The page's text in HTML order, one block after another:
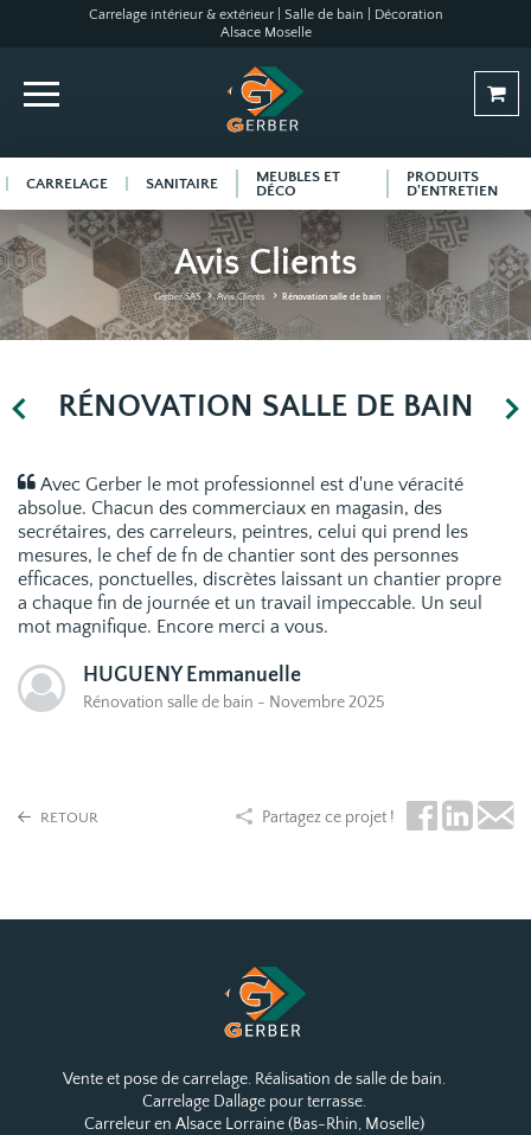
Carrelage intérieur & extérieur | Salle de bain | Décoration
Alsace Moselle
CARRELAGE SANITAIRE
MEUBLES ET
DÉCO
PRODUITS
D'ENTRETIEN
Avis Clients
Gerber SAS Avis Clients Rénovation salle de bain
RÉNOVATION SALLE DE BAIN
Avec Gerber le mot professionnel est d'une véracité
absolue. Chacun des commerciaux en magasin, des
secrétaires, des carreleurs, peintres, celui qui prend les
mesures, le chef de fn de chantier sont des personnes
efficaces, ponctuelles, discrètes laissant un chantier propre
a chaque fin de journée et un travail impeccable. Un seul
mot magnifique. Encore merci a vous.
HUGUENY Emmanuelle
Rénovation salle de bain - Novembre 2025
RETOUR Partagez ce projet !
Vente et pose de carrelage. Réalisation de salle de bain.
Carrelage Dallage pour terrasse.
Carreleur en Alsace Lorraine (Bas-Rhin, Moselle)